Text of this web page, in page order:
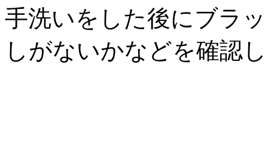
手洗いをした後にブラ
しがないかなどを確認